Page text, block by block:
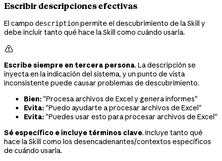
Escribir descripciones efectivas
El campo descriptionpermite el descubrimiento de la Skill y
debe incluir tanto qué hace la Skill como cuándo usarla.

Escribe siempre en tercera persona. La descripción se
inyecta en la indicación del sistema, y un punto de vista
inconsistente puede causar problemas de descubrimiento.
Bien:"Procesa archivos de Excel y genera informes"
Evita:"Puedo ayudarte a procesar archivos de Excel"
Evita:"Puedes usar esto para procesar archivos de Excel"
Sé específico e incluye términos clave. Incluye tanto qué
hace la Skill como los desencadenantes/contextos específicos
de cuándo usarla.